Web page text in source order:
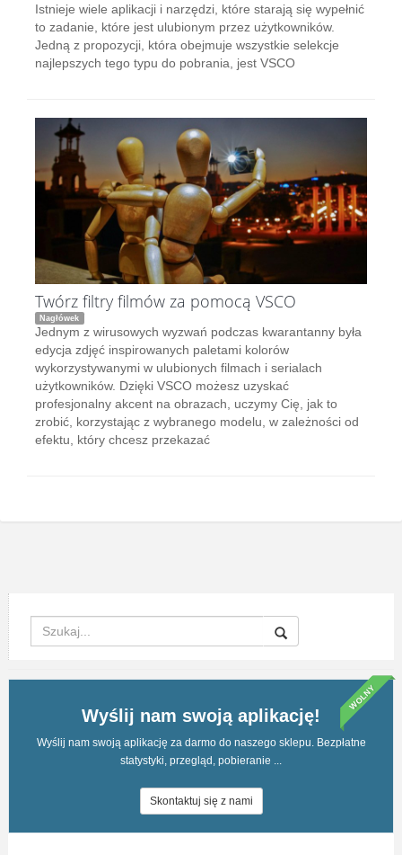
Istnieje wiele aplikacji i narzędzi, które starają się wypełnić
to zadanie, które jest ulubionym przez użytkowników.
Jedną z propozycji, która obejmuje wszystkie selekcje
najlepszych tego typu do pobrania, jest VSCO
Twórz filtry filmów za pomocą VSCO
Nagłówek
Jednym z wirusowych wyzwań podczas kwarantanny była
edycja zdjęć inspirowanych paletami kolorów
wykorzystywanymi w ulubionych filmach i serialach
użytkowników. Dzięki VSCO możesz uzyskać
profesjonalny akcent na obrazach, uczymy Cię, jak to
zrobić, korzystając z wybranego modelu, w zależności od
efektu, który chcesz przekazać
WOLNY
Wyślij nam swoją aplikację!
Wyślij nam swoją aplikację za darmo do naszego sklepu. Bezpłatne
statystyki, przegląd, pobieranie ...
Skontaktuj się z nami